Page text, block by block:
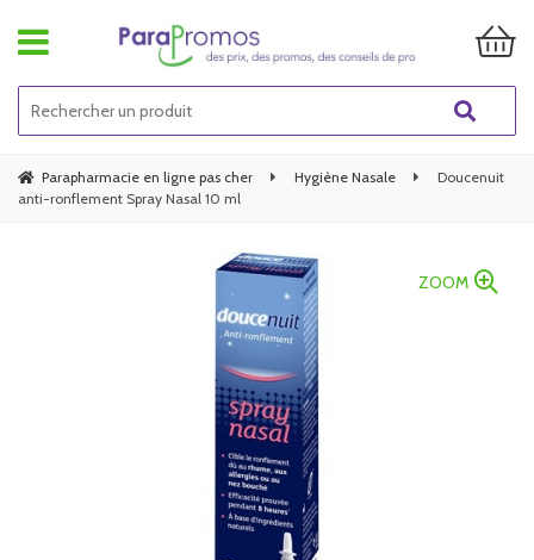
Parapharmacie en ligne pas cher Hygiène Nasale
Doucenuit
anti-ronflement Spray Nasal 10 ml
ZOOM